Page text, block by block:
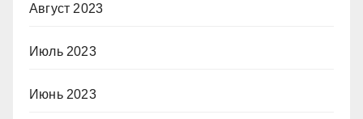
Август 2023
Июль 2023
Июнь 2023